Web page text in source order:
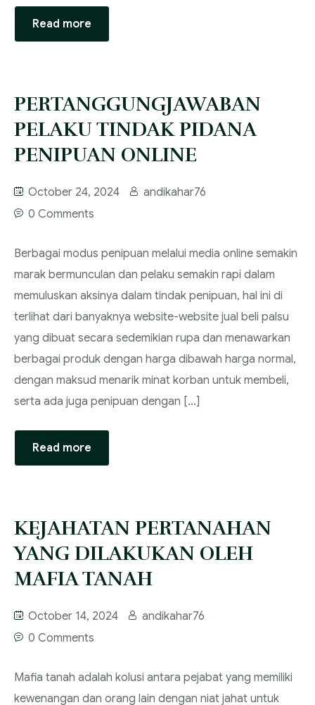
Read more
PERTANGGUNGJAWABAN
PELAKU TINDAK PIDANA
PENIPUAN ONLINE
October 24, 2024
andikahar76
0 Comments
Berbagai modus penipuan melalui media online semakin
marak bermunculan dan pelaku semakin rapi dalam
memuluskan aksinya dalam tindak penipuan, hal ini di
terlihat dari banyaknya website-website jual beli palsu
yang dibuat secara sedemikian rupa dan menawarkan
berbagai produk dengan harga dibawah harga normal,
dengan maksud menarik minat korban untuk membeli,
serta ada juga penipuan dengan […]
Read more
KEJAHATAN PERTANAHAN
YANG DILAKUKAN OLEH
MAFIA TANAH
October 14, 2024
andikahar76
0 Comments
Mafia tanah adalah kolusi antara pejabat yang memiliki
kewenangan dan orang lain dengan niat jahat untuk